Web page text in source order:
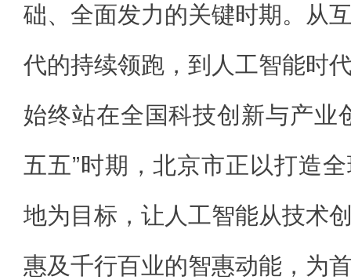
础、全面发力的关键时期。从
代的持续领跑，到人工智能时
始终站在全国科技创新与产业
五五”时期，北京市正以打造
地为目标，让人工智能从技术
惠及千行百业的智惠动能，为